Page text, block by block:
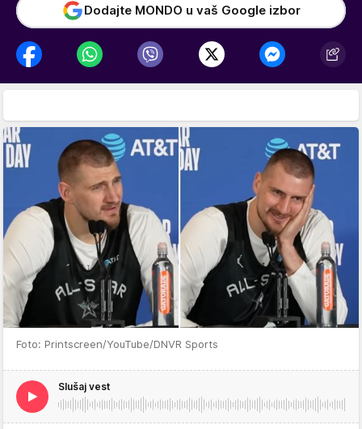
Dodajte MONDO u vaš Google izbor
Foto: Printscreen/YouTube/DNVR Sports
Slušaj vest